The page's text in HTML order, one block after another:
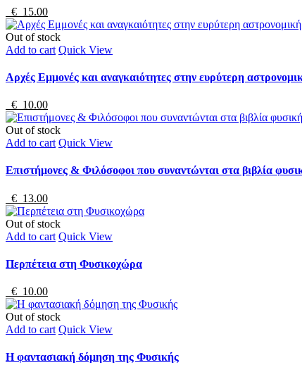
€ 15.00
Out of stock
Add to cart Quick View
Αρχές Εμμονές και αναγκαιότητες στην ευρύτερη
€ 10.00
Out of stock
Add to cart Quick View
Επιστήμονες & Φιλόσοφοι που συναντώνται στα βιβλία
€ 13.00
Out of stock
Add to cart Quick View
Περπέτεια στη Φυσικοχώρα
€ 10.00
Out of stock
Add to cart Quick View
Η φαντασιακή δόμηση της Φυσικής